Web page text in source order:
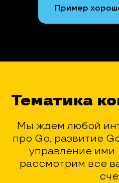
Пример
Тематика
Мы ждем любой
про Go, развитие
управление
рассмотрим все